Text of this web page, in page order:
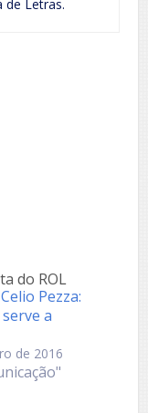
de Letras.
Pezza:
a
de 2016